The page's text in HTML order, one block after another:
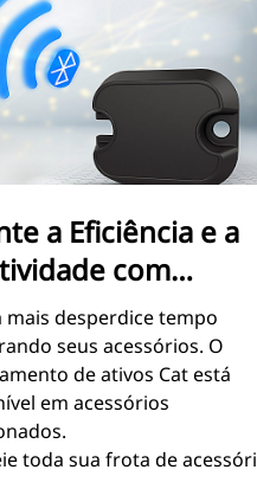
sólido para garantir um
firme. Sem anéis de
ou porcas que
as chances de peças
ou quebradas.
a Eficiência e a
com
Integradas
mais desperdice tempo
seus acessórios. O
de ativos Cat está
em acessórios
toda sua frota de